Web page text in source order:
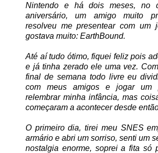
Nintendo e há dois meses, no
aniversário, um amigo muito
resolveu me presentear com um
gostava muito: EarthBound.
Até aí tudo ótimo, fiquei feliz pois
e já tinha zerado ele uma vez.
final de semana todo livre eu
com meus amigos e jogar um
relembrar minha infância, mas
começaram a acontecer desde
O primeiro dia, tirei meu SNES
armário e abri um sorriso, senti um
nostalgia enorme, soprei a fita só